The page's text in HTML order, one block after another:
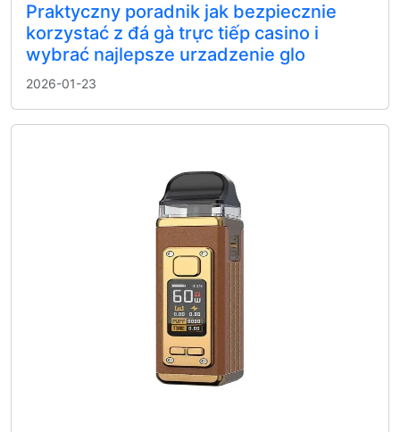
Praktyczny poradnik jak bezpiecznie
korzystać z đá gà trực tiếp casino i
wybrać najlepsze urzadzenie glo
2026-01-23